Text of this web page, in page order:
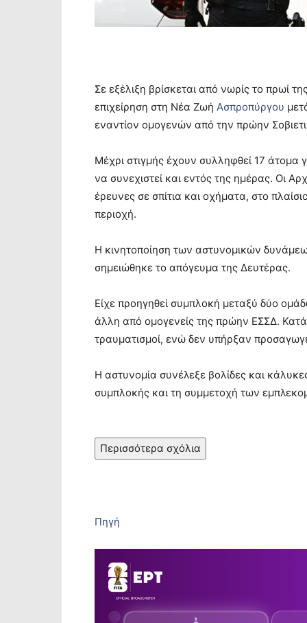
Σε εξέλιξη βρίσκεται από νωρίς το πρωί
επιχείρηση στη Νέα Ζωή Ασπροπύργου
εναντίον ομογενών από την πρώην
Μέχρι στιγμής έχουν συλληφθεί 17 άτομα
να συνεχιστεί και εντός της ημέρας. Οι
έρευνες σε σπίτια και οχήματα, στο
περιοχή.
Η κινητοποίηση των αστυνομικών
σημειώθηκε το απόγευμα της Δευτέρας.
Είχε προηγηθεί συμπλοκή μεταξύ δύο
άλλη από ομογενείς της πρώην ΕΣΣΔ.
τραυματισμοί, ενώ δεν υπήρξαν
Η αστυνομία συνέλεξε βολίδες και
συμπλοκής και τη συμμετοχή των
Περισσότερα σχόλια
Πηγή